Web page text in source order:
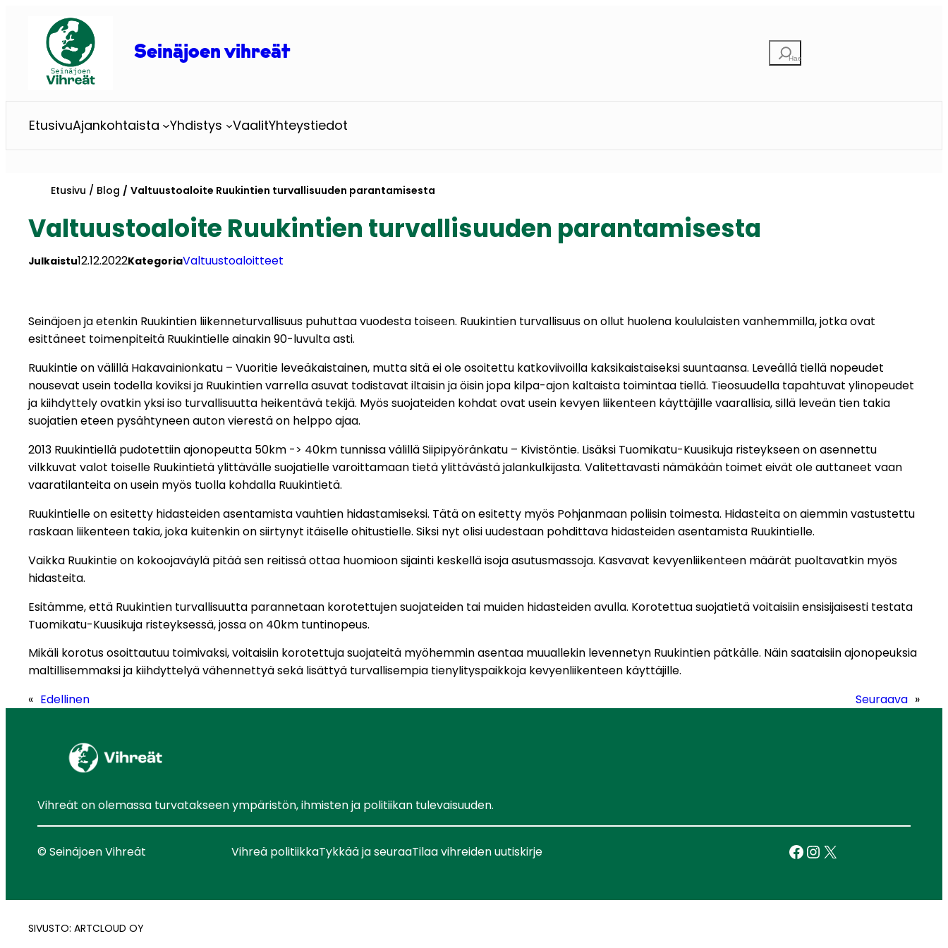
sisältöön
Seinäjoen vihreät Etsi
EtusivuAjankohtaista Yhdistys VaalitYhteystiedot
Etusivu Blog Valtuustoaloite Ruukintien turvallisuuden parantamisesta
Valtuustoaloite Ruukintien turvallisuuden parantamisesta
Julkaistu12.12.2022KategoriaValtuustoaloitteet
Seinäjoen ja etenkin Ruukintien liikenneturvallisuus puhuttaa vuodesta toiseen. Ruukintien turvallisuus on ollut huolena koululaisten vanhemmilla, jotka ovat
esittäneet toimenpiteitä Ruukintielle ainakin 90-luvulta asti.
Ruukintie on välillä Hakavainionkatu – Vuoritie leveäkaistainen, mutta sitä ei ole osoitettu katkoviivoilla kaksikaistaiseksi suuntaansa. Leveällä tiellä nopeudet
nousevat usein todella koviksi ja Ruukintien varrella asuvat todistavat iltaisin ja öisin jopa kilpa-ajon kaltaista toimintaa tiellä. Tieosuudella tapahtuvat ylinopeudet
ja kiihdyttely ovatkin yksi iso turvallisuutta heikentävä tekijä. Myös suojateiden kohdat ovat usein kevyen liikenteen käyttäjille vaarallisia, sillä leveän tien takia
suojatien eteen pysähtyneen auton vierestä on helppo ajaa.
2013 Ruukintiellä pudotettiin ajonopeutta 50km -> 40km tunnissa välillä Siipipyöränkatu – Kivistöntie. Lisäksi Tuomikatu-Kuusikuja risteykseen on asennettu
vilkkuvat valot toiselle Ruukintietä ylittävälle suojatielle varoittamaan tietä ylittävästä jalankulkijasta. Valitettavasti nämäkään toimet eivät ole auttaneet vaan
vaaratilanteita on usein myös tuolla kohdalla Ruukintietä.
Ruukintielle on esitetty hidasteiden asentamista vauhtien hidastamiseksi. Tätä on esitetty myös Pohjanmaan poliisin toimesta. Hidasteita on aiemmin vastustettu
raskaan liikenteen takia, joka kuitenkin on siirtynyt itäiselle ohitustielle. Siksi nyt olisi uudestaan pohdittava hidasteiden asentamista Ruukintielle.
Vaikka Ruukintie on kokoojaväylä pitää sen reitissä ottaa huomioon sijainti keskellä isoja asutusmassoja. Kasvavat kevyenliikenteen määrät puoltavatkin myös
hidasteita.
Esitämme, että Ruukintien turvallisuutta parannetaan korotettujen suojateiden tai muiden hidasteiden avulla. Korotettua suojatietä voitaisiin ensisijaisesti testata
Tuomikatu-Kuusikuja risteyksessä, jossa on 40km tuntinopeus.
Mikäli korotus osoittautuu toimivaksi, voitaisiin korotettuja suojateitä myöhemmin asentaa muuallekin levennetyn Ruukintien pätkälle. Näin saataisiin ajonopeuksia
maltillisemmaksi ja kiihdyttelyä vähennettyä sekä lisättyä turvallisempia tienylityspaikkoja kevyenliikenteen käyttäjille.
« Edellinen Seuraava »
Vihreät on olemassa turvatakseen ympäristön, ihmisten ja politiikan tulevaisuuden.
© Seinäjoen Vihreät Vihreä politiikkaTykkää ja seuraaTilaa vihreiden uutiskirje Facebook
Instagram
X
SIVUSTO: ARTCLOUD OY